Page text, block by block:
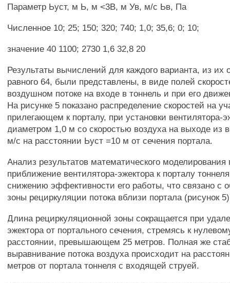
Параметр Ьуст, м Ь, м <3В, м Ув, м/с Ьв, Па
Численное 10; 25; 150; 320; 740; 1,0; 35,6; 0; 10;
значение 40 1100; 2730 1,6 32,8 20
Результаты вычислений для каждого варианта, из их
равного 64, были представлены, в виде полей
воздушном потоке на входе в тоннель и при его
На рисунке 5 показано распределение скоростей на
прилегающем к порталу, при установки вентилятора-
диаметром 1,0 м со скоростью воздуха на выходе из
м/с на расстоянии Ьуст =10 м от сечения портала.
Анализ результатов математического моделирования
приближение вентилятора-эжектора к порталу
снижению эффективности его работы, что связано с
зоны рециркуляции потока вблизи портала (рисунок
Длина рециркуляционной зоны сокращается при
эжектора от портального сечения, стремясь к
расстоянии, превышающем 25 метров. Полная же
выравнивание потока воздуха происходит на
метров от портала тоннеля с входящей струей.